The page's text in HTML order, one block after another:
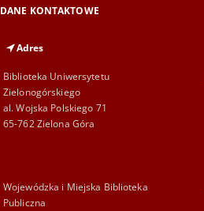
DANE KONTAKTOWE
Adres
Biblioteka Uniwersytetu
Zielonogórskiego
al. Wojska Polskiego 71
65-762 Zielona Góra
Wojewódzka i Miejska Biblioteka
Publiczna